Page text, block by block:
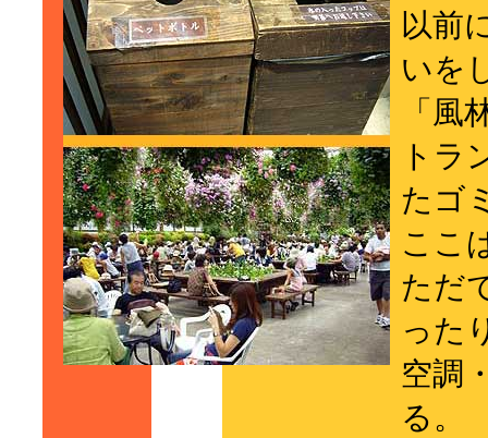
以前
いを
「風
トラ
たゴ
ここ
ただ
った
空調
る。